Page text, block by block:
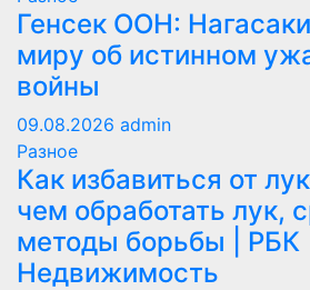
Генсек ООН:
миру об истинном
войны
09.08.2026 admin
Разное
Как избавиться от
чем обработать лук,
методы борьбы | РБК
Недвижимость